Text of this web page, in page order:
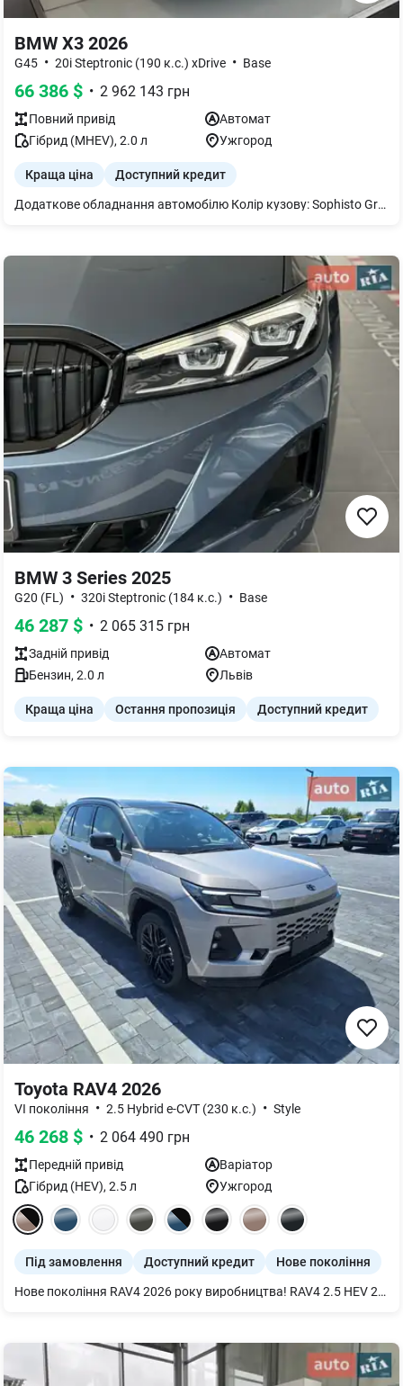
BMW X3 2026
G45 • 20i Steptronic (190 к.с.) xDrive • Base
66 386 $ • 2 962 143 грн
Повний привід
Автомат
Гібрид (MHEV), 2.0 л Ужгород
Краща ціна Доступний кредит
Додаткове обладнання автомобілю Колір кузову: Sophisto Grey Brilliant Effect Оббивка салону: зі штучної перфорованої та стьобаної шкіри `Veganza` Колір Espresso Brown Legal emergency call Український пакет (Ukrainian package): Підігрів керма Підігрів передніх сидінь Індикатор тиску в покришках Ремонтний комплект шин Plus Система "Travel & Comfort" Розсіяне освітлення салону Teleservices Пакет Connected необмежений Бездротова зарядка з охолодженням пристрою Меню українською мовою Посібник користувача українською мовою
BMW 3 Series 2025
G20 (FL) • 320i Steptronic (184 к.с.) • Base
46 287 $ • 2 065 315 грн
Задній привід
Автомат
Бензин, 2.0 л Львів
Краща ціна Остання пропозиція Доступний кредит
Toyota RAV4 2026
VI покоління • 2.5 Hybrid e-CVT (230 к.с.) • Style
46 268 $ • 2 064 490 грн
Передній привід
Варіатор
Гібрид (HEV), 2.5л Ужгород
Під замовлення Доступний кредит Нове покоління
Нове покоління RAV4 2026 року виробництва! RAV4 2.5 HEV 230, e-CVT, комплектація STYLE, 2026 року виробництва На автомобілі встановлено додаткове обладнання.